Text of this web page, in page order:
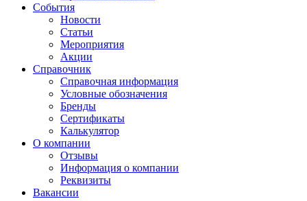
События
Новости
Статьи
Мероприятия
Акции
Справочник
Справочная информация
Условные обозначения
Бренды
Сертификаты
Калькулятор
О компании
Отзывы
Информация о компании
Реквизиты
Вакансии